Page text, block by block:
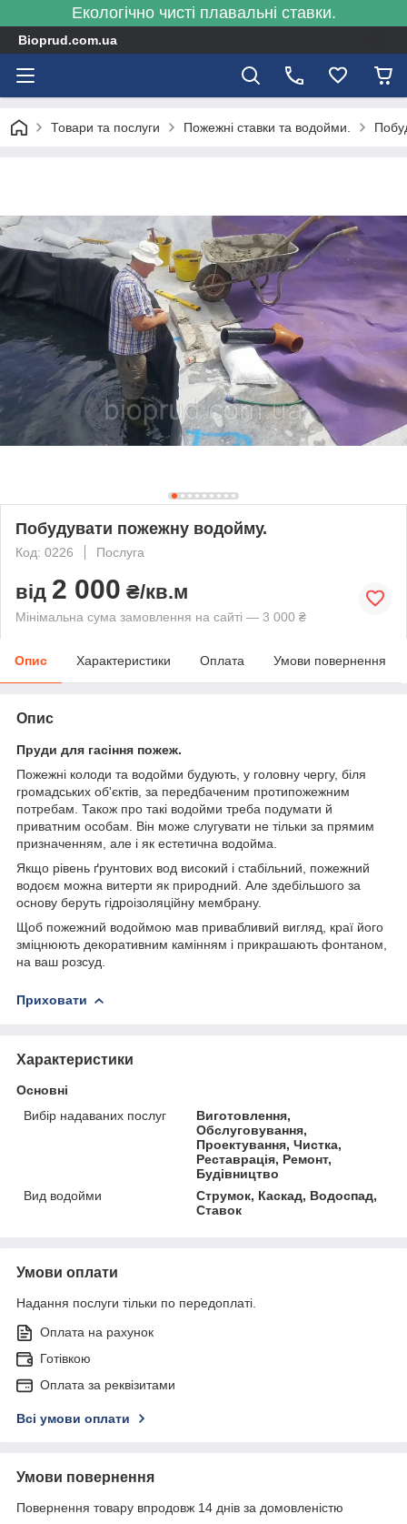
Екологічно чисті плавальні ставки.
Bioprud.com.ua
Товари та послуги Пожежні ставки та водойми.
Побудувати пожежну водойму.
Код: 0226 Послуга
від 2 000 ₴/кв.м
Мінімальна сума замовлення на сайті — 3 000 ₴
Опис Характеристики Оплата Умови повернення
Опис
Пруди для гасіння пожеж.
Пожежні колоди та водойми будують, у головну чергу, біля
громадських об'єктів, за передбаченим протипожежним
потребам. Також про такі водойми треба подумати й
приватним особам. Він може слугувати не тільки за прямим
призначенням, але і як естетична водойма.
Якщо рівень ґрунтових вод високий і стабільний, пожежний
водоєм можна витерти як природний. Але здебільшого за
основу беруть гідроізоляційну мембрану.
Щоб пожежний водоймою мав привабливий вигляд, краї його
зміцнюють декоративним камінням і прикрашають фонтаном,
на ваш розсуд.
Приховати
Характеристики
Основні
Вибір надаваних послуг
Виготовлення,
Обслуговування,
Проектування, Чистка,
Реставрація, Ремонт,
Будівництво
Вид водойми
Струмок, Каскад, Водоспад,
Ставок
Умови оплати
Надання послуги тільки по передоплаті.
Оплата на рахунок
Готівкою
Оплата за реквізитами
Всі умови оплати
Умови повернення
Повернення товару впродовж 14 днів за домовленістю